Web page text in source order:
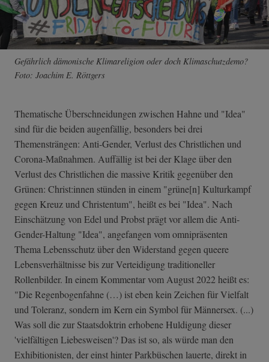
Gefährlich dämonische Klimareligion oder doch Klimaschutzdemo?
Foto: Joachim E. Röttgers
Thematische Überschneidungen zwischen Hahne und "Idea"
sind für die beiden augenfällig, besonders bei drei
Themensträngen: Anti-Gender, Verlust des Christlichen und
Corona-Maßnahmen. Auffällig ist bei der Klage über den
Verlust des Christlichen die massive Kritik gegenüber den
Grünen: Christ:innen stünden in einem "grüne[n] Kulturkampf
gegen Kreuz und Christentum", heißt es bei "Idea". Nach
Einschätzung von Edel und Probst prägt vor allem die Anti-
Gender-Haltung "Idea", angefangen vom omnipräsenten
Thema Lebensschutz über den Widerstand gegen queere
Lebensverhältnisse bis zur Verteidigung traditioneller
Rollenbilder. In einem Kommentar vom August 2022 heißt es:
"Die Regenbogenfahne (…) ist eben kein Zeichen für Vielfalt
und Toleranz, sondern im Kern ein Symbol für Männersex. (...)
Was soll die zur Staatsdoktrin erhobene Huldigung dieser
'vielfältigen Liebesweisen'? Das ist so, als würde man den
Exhibitionisten, der einst hinter Parkbüschen lauerte, direkt in